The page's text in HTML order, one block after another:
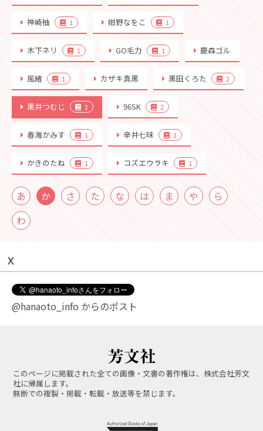
神崎柚 1 紺野なをこ 1
木下ネリ 1 GO毛力 1 鹿森ゴル
風緒 1 カザキ真黒 黒田くろた 2
黒井つむじ 2 96SK 2
春海かみす 1 辛井七味 1
かきのたね 1 コズエウラキ 1
あ か さ た な は ま や
ら
わ
Ｘ
@hanaoto_info からのポスト
このページに掲載された全ての画像・文書の著作権は、株式会社芳文
社に帰属します。
無断での複製・掲載・転載・放送等を禁じます。